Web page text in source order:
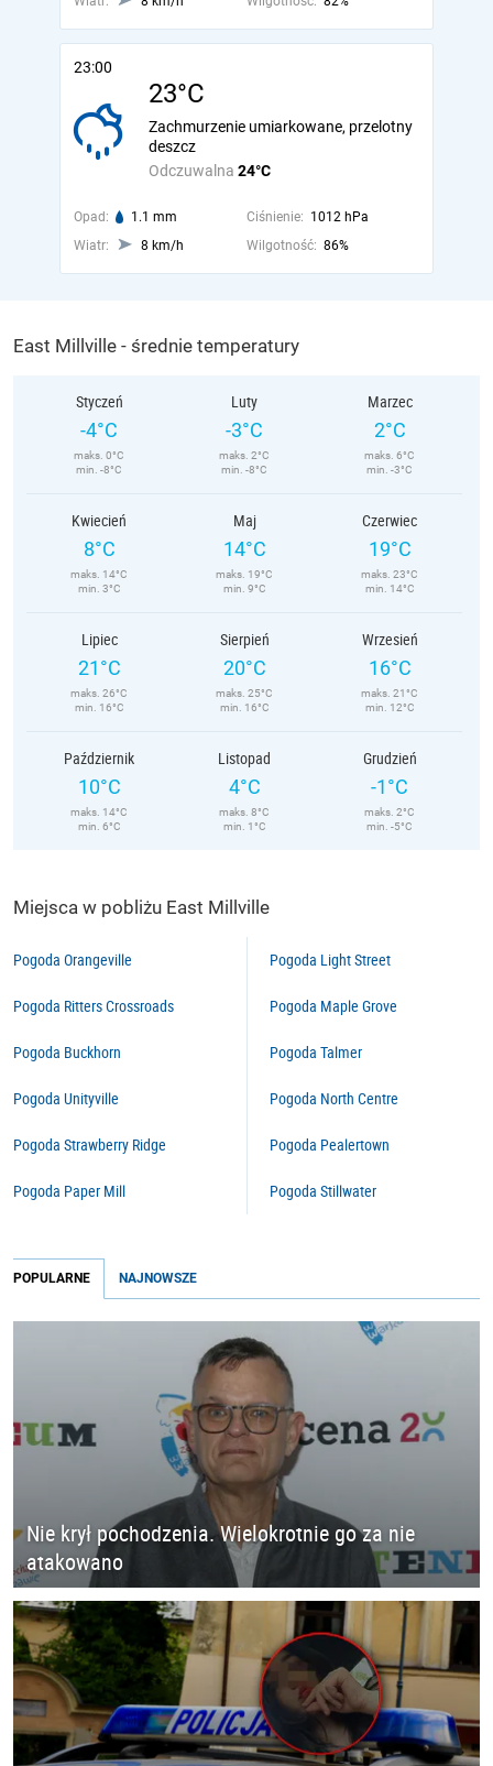
23:00
23°C
Odczuwalna 24°C
Zachmurzenie umiarkowane, przelotny
deszcz
Opad: 1.1 mm Ciśnienie: 1012 hPa
Wiatr:
8 km/h Wilgotność: 86%
East Millville - średnie temperatury
Styczeń
-4°C
maks. 0°C
min. -8°C
Luty
-3°C
maks. 2°C
min. -8°C
Marzec
2°C
maks. 6°C
min. -3°C
Kwiecień
8°C
maks. 14°C
min. 3°C
Maj
14°C
maks. 19°C
min. 9°C
Czerwiec
19°C
maks. 23°C
min. 14°C
Lipiec
21°C
maks. 26°C
min. 16°C
Sierpień
20°C
maks. 25°C
min. 16°C
Wrzesień
16°C
maks. 21°C
min. 12°C
Październik
10°C
maks. 14°C
min. 6°C
Listopad
4°C
maks. 8°C
min. 1°C
Grudzień
-1°C
maks. 2°C
min. -5°C
Miejsca w pobliżu East Millville
Pogoda Orangeville
Pogoda Ritters Crossroads
Pogoda Buckhorn
Pogoda Unityville
Pogoda Strawberry Ridge
Pogoda Paper Mill
Pogoda Light Street
Pogoda Maple Grove
Pogoda Talmer
Pogoda North Centre
Pogoda Pealertown
Pogoda Stillwater
POPULARNE NAJNOWSZE
Nie krył pochodzenia. Wielokrotnie go za nie
atakowano